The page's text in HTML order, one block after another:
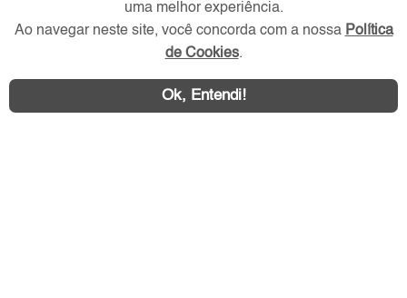
Redes Sociais
uma melhor experiência.
Ao navegar neste site, você concorda com a nossa Política
de Cookies.
Ok, Entendi!